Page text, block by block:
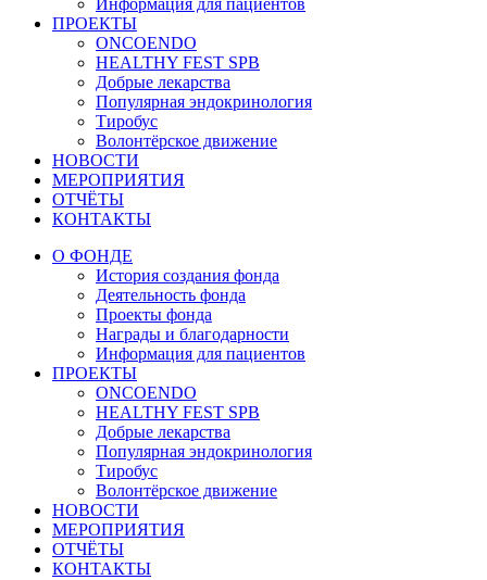
Информация для пациентов
ПРОЕКТЫ
ONCOENDO
HEALTHY FEST SPB
Добрые лекарства
Популярная эндокринология
Тиробус
Волонтёрское движение
НОВОСТИ
МЕРОПРИЯТИЯ
ОТЧЁТЫ
КОНТАКТЫ
О ФОНДЕ
История создания фонда
Деятельность фонда
Проекты фонда
Награды и благодарности
Информация для пациентов
ПРОЕКТЫ
ONCOENDO
HEALTHY FEST SPB
Добрые лекарства
Популярная эндокринология
Тиробус
Волонтёрское движение
НОВОСТИ
МЕРОПРИЯТИЯ
ОТЧЁТЫ
КОНТАКТЫ